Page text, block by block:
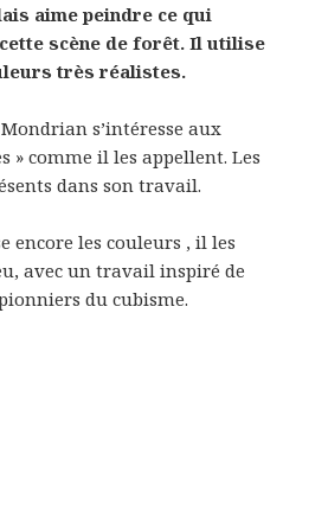
aime peindre ce qui
scène de forêt.Il utilise
très réalistes.
s’intéresse aux
» comme il les appellent. Les
dans son travail.
encore les couleurs , il les
avec un travail inspiré de
du cubisme.